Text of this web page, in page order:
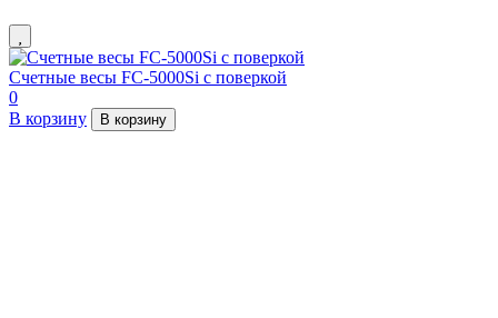
Счетные весы FC-5000Si с поверкой
0
В корзину
В корзину